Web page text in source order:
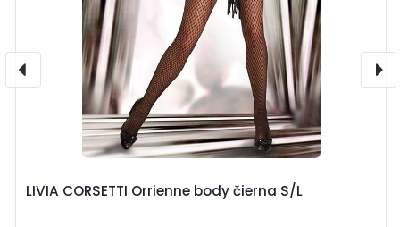
LIVIA CORSETTI Orrienne body čierna S/L